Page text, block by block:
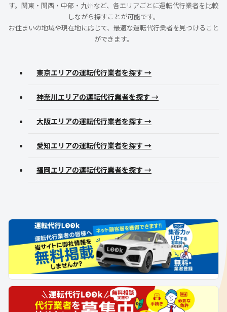
す。関東・関西・中部・九州など、各エリアごとに運転代行業者を比較
しながら探すことが可能です。
お住まいの地域や現在地に応じて、最適な運転代行業者を見つけること
ができます。
東京エリアの運転代行業者を探す →
神奈川エリアの運転代行業者を探す →
大阪エリアの運転代行業者を探す →
愛知エリアの運転代行業者を探す →
福岡エリアの運転代行業者を探す →